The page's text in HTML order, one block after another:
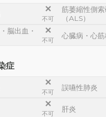
不可
筋萎縮性側
（ALS）
脳出血・
不可
心臓病・心
症
不可
誤嚥性肺炎
不可
肝炎